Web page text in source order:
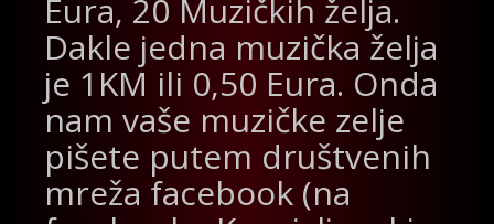
Eura, 20 Muzičkih želja.
Dakle jedna muzička želja
je 1KM ili 0,50 Eura. Onda
nam vaše muzičke zelje
pišete putem društvenih
mreža facebook (na